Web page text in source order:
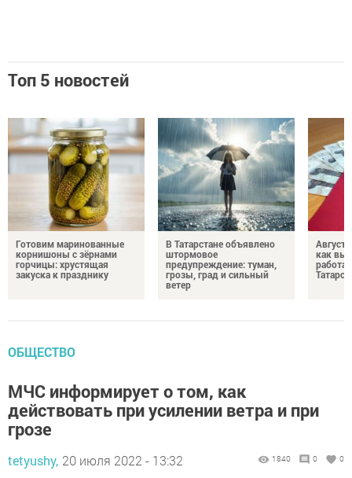
Топ 5 новостей
Готовим маринованные
корнишоны с зёрнами
горчицы: хрустящая
закуска к празднику
В Татарстане объявлено
штормовое
предупреждение: туман,
грозы, град и сильный
ветер
как
ОБЩЕСТВО
МЧС информирует о том, как
действовать при усилении ветра и при
грозе
tetyushy, 20 июля 2022 - 13:32 1840 0 0